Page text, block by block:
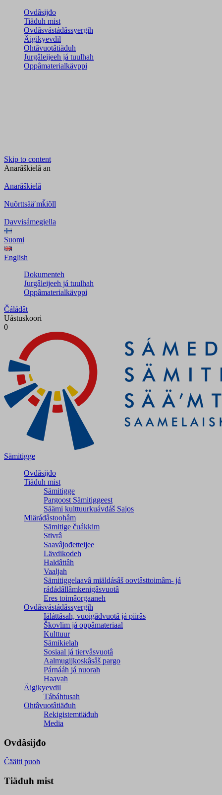
Ovdâsijđo
Tiäđuh mist
Ovdâsvástádâssyergih
Äigikyevdil
Ohtâvuotâtiäđuh
Jurgâleijeeh já tuulhah
Oppâmaterialkävppi
Skip to content
Anarâškielâ an
Anarâškielâ
Nuõrttsääʹmǩiõll
Davvisámegiella
Suomi
English
Dokumenteh
Jurgâleijeeh já tuulhah
Oppâmaterialkävppi
Čáládât
Uástuskoori
0
Sämitigge
Ovdâsijđo
Tiäđuh mist
Sämitigge
Pargoost Sämitiggeest
Säämi kulttuurkuávdáš Sajos
Miärádâstoohâm
Sämitige čuákkim
Stivrâ
Saavâjođetteijee
Lävdikodeh
Haldâttâh
Vaaljah
Sämitiggelaavâ miäldásâš oovtâsttoimâm- já
ráđádâllâmkenigâsvuotâ
Eres toimâorgaaneh
Ovdâsvástádâssyergih
Iäláttâsah, vuoigâdvuotâ já piirâs
Škovlim já oppâmateriaal
Kulttuur
Sämikielah
Sosiaal já tiervâsvuotâ
Aalmugijkoskâsâš pargo
Párnááh já nuorah
Haavah
Äigikyevdil
Tábáhtusah
Ohtâvuotâtiäđuh
Rekigistemtiäđuh
Media
Ovdâsijđo
Čääiti puoh
Tiäđuh mist